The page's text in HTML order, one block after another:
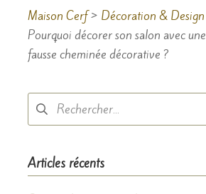
Maison Cerf> Décoration & Design
Pourquoi décorer son salon avec une
fausse cheminée décorative ?
Rechercher :
Articles récents